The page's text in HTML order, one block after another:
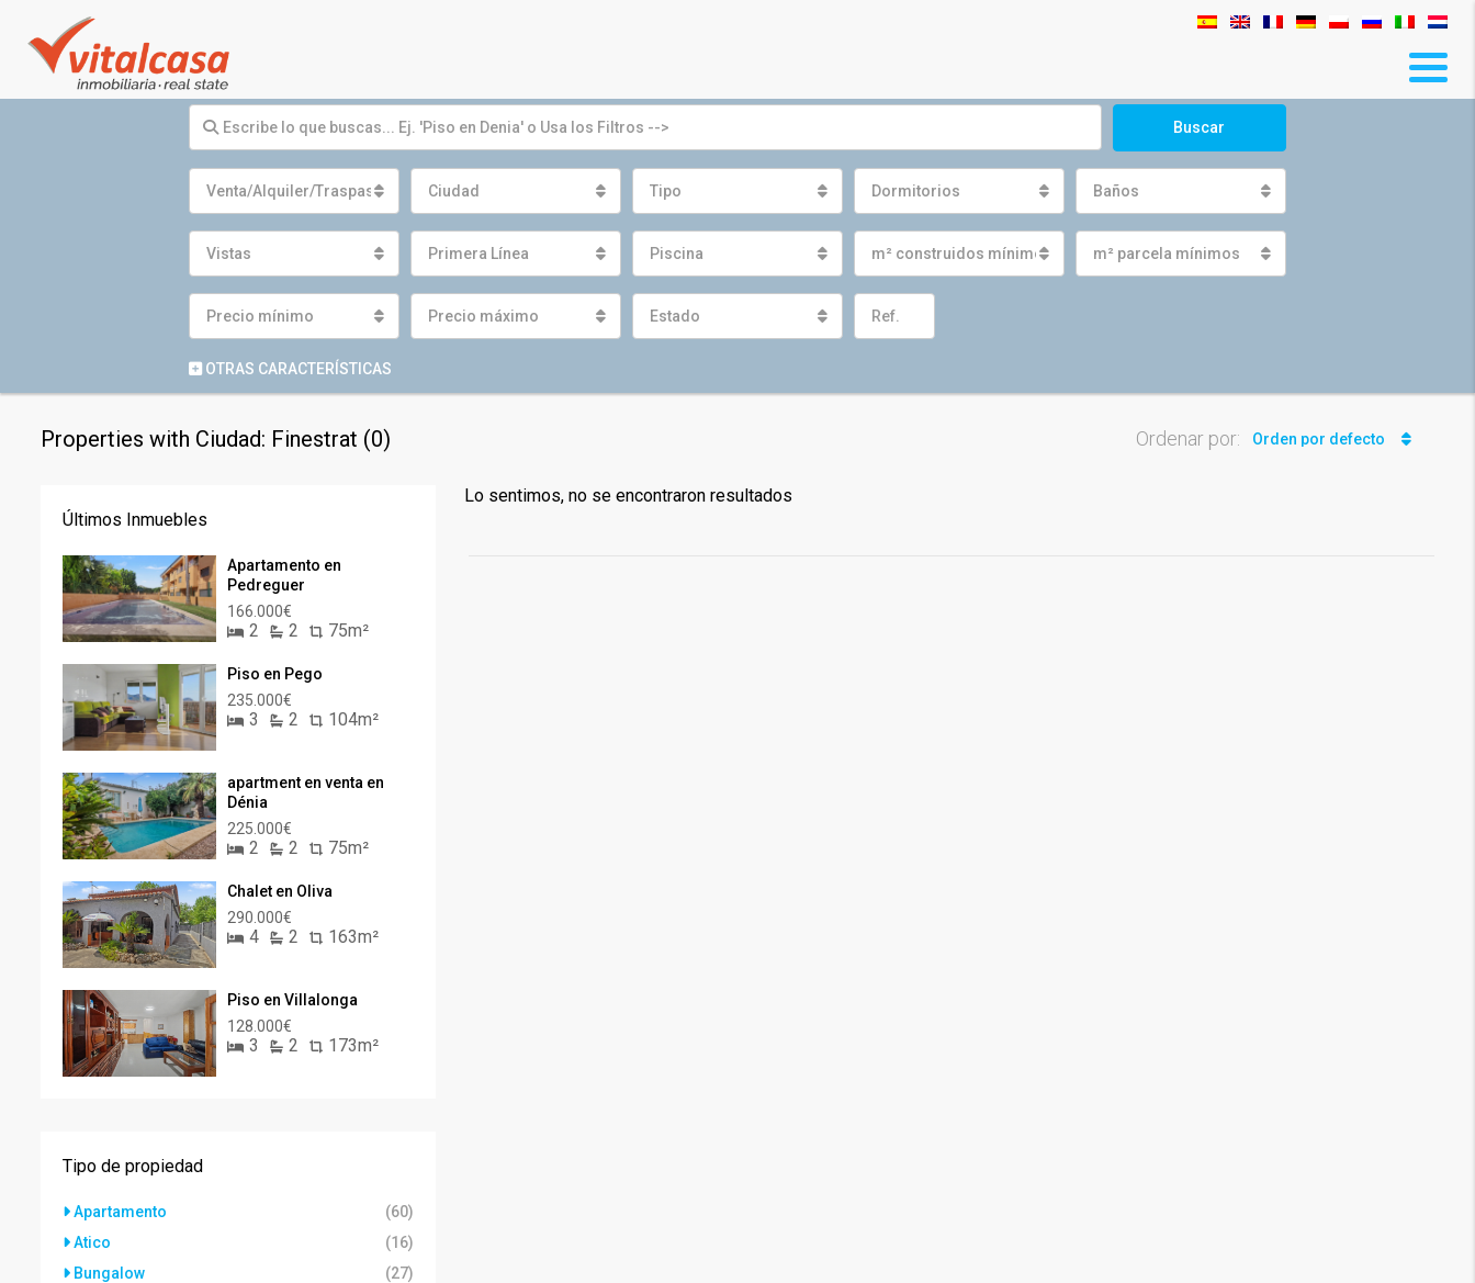
Buscar
Venta/Alquiler/Traspaso Ciudad Tipo Dormitorios Baños
Vistas Primera Línea Piscina m² construidos mínimos m² parcela mínimos
Precio mínimo Precio máximo Estado
OTRAS CARACTERÍSTICAS
Properties with Ciudad: Finestrat (0) Ordenar por: Orden por defecto
Lo sentimos, no se encontraron resultados
Últimos Inmuebles
Apartamento en
Pedreguer
166.000€
2 2 75m²
Piso en Pego
235.000€
3 2 104m²
apartment en venta en
Dénia
225.000€
2 2 75m²
Chalet en Oliva
290.000€
4 2 163m²
Piso en Villalonga
128.000€
3 2 173m²
Tipo de propiedad
Apartamento
(60)
Atico
(16)
Bungalow
(27)